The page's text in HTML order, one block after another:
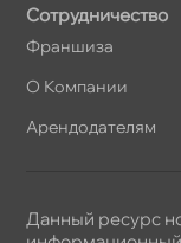
Сотрудничество
Франшиза
О Компании
Арендодателям
Данный ресурс